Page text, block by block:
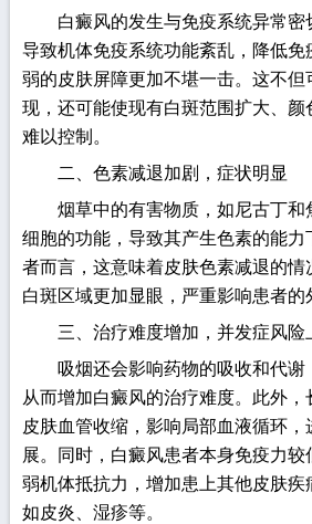
白癜风的发生与免疫系统异常密
导致机体免疫系统功能紊乱，降低免
弱的皮肤屏障更加不堪一击。这不但
现，还可能使现有白斑范围扩大、颜
难以控制。
二、色素减退加剧，症状明显
烟草中的有害物质，如尼古丁和
细胞的功能，导致其产生色素的能力
者而言，这意味着皮肤色素减退的情
白斑区域更加显眼，严重影响患者的
三、治疗难度增加，并发症风险
吸烟还会影响药物的吸收和代谢
从而增加白癜风的治疗难度。此外
皮肤血管收缩，影响局部血液循环
展。同时，白癜风患者本身免疫力较
弱机体抵抗力，增加患上其他皮肤疾
如皮炎、湿疹等。